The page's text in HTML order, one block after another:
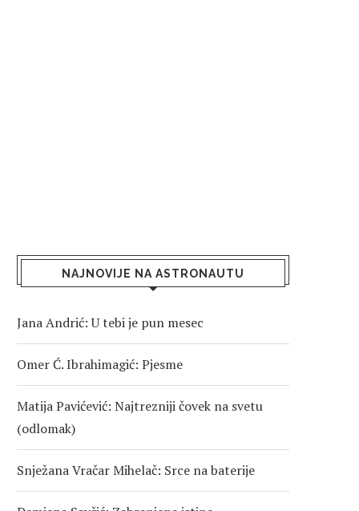
NAJNOVIJE NA ASTRONAUTU
Jana Andrić: U tebi je pun mesec
Omer Ć. Ibrahimagić: Pjesme
Matija Pavićević: Najtrezniji čovek na svetu
(odlomak)
Snježana Vračar Mihelač: Srce na baterije